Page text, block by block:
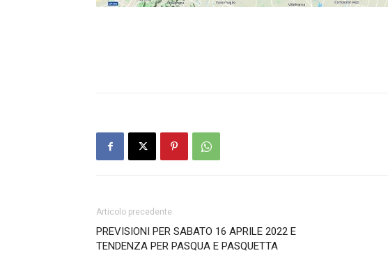
Articolo precedente
PREVISIONI PER SABATO 16 APRILE 2022 E
TENDENZA PER PASQUA E PASQUETTA